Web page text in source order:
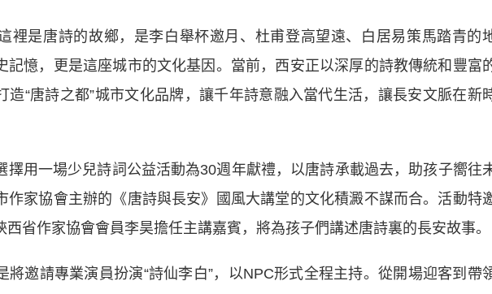
是唐詩的故鄉，是李白舉杯邀月、杜甫登高望遠、白居易策馬踏青的
記憶，更是這座城市的文化基因。當前，西安正以深厚的詩教傳統和豐富
造“唐詩之都”城市文化品牌，讓千年詩意融入當代生活，讓長安文脈在新
用一場少兒詩詞公益活動為30週年獻禮，以唐詩承載過去，助孩子嚮往
作家協會主辦的《唐詩與長安》國風大講堂的文化積澱不謀而合。活動特
西省作家協會會員李昊擔任主講嘉賓，將為孩子們講述唐詩裏的長安故事。
邀請專業演員扮演“詩仙李白”，以NPC形式全程主持。從開場迎客到帶